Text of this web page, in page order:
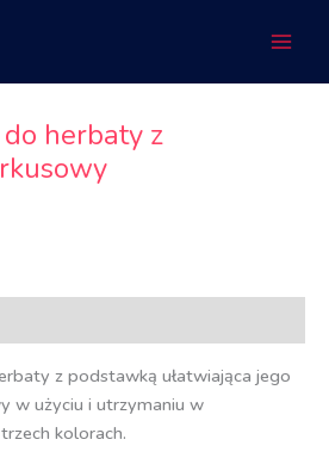
herbaty z
z podstawką ułatwiająca jego
w użyciu i utrzymaniu w
kolorach.